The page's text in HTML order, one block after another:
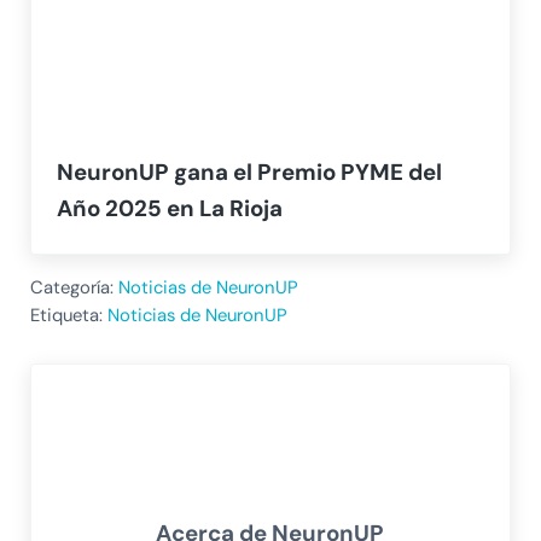
NeuronUP gana el Premio PYME del
Año 2025 en La Rioja
Categoría: Noticias de NeuronUP
Etiqueta: Noticias de NeuronUP
Acerca de NeuronUP